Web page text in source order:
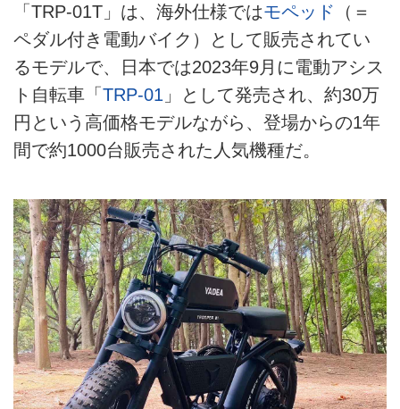
「TRP-01T」は、海外仕様ではモペッド （＝
ペダル付き電動バイク）として販売されてい
るモデルで、日本では2023年9月に電動アシス
ト自転車「 TRP-01 」として発売され、約30万
円という高価格モデルながら、登場からの1年
間で約1000台販売された人気機種だ。